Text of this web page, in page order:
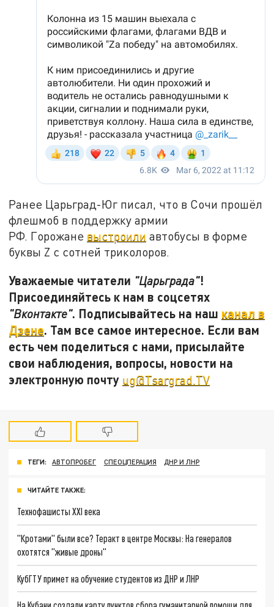
Ранее Царьград-Юг писал, что в Сочи прошёл
флешмоб в поддержку армии
РФ. Горожане выстроили автобусы в форме
буквы Z с сотней триколоров.
Уважаемые читатели "Царьграда"!
Присоединяйтесь к нам в соцсетях
"Вконтакте". Подписывайтесь на наш канал в
Дзене. Там все самое интересное. Если вам
есть чем поделиться с нами, присылайте
свои наблюдения, вопросы, новости на
электронную почту ug@Tsargrad.TV
ТЕГИ: АВТОПРОБЕГ СПЕОЦПЕРАЦИЯ ДНР И ЛНР
ЧИТАЙТЕ ТАКЖЕ:
Технофашисты XXI века
"Кротами" были все? Теракт в центре Москвы: На генералов
охотятся "живые дроны"
КубГТУ примет на обучение студентов из ДНР и ЛНР